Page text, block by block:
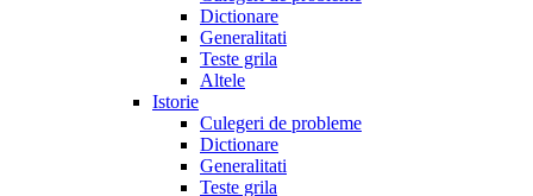
Dictionare
Generalitati
Teste grila
Altele
Istorie
Culegeri de probleme
Dictionare
Generalitati
Teste grila